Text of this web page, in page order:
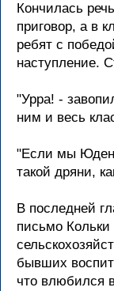
Кончилась
приговор, а в
ребят с
наступление.
"Урра! -
ним и весь
"Если мы
такой дряни,
В последней
письмо
бывших
что влюбился